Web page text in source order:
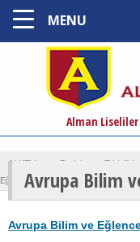
Alman Liseliler
ALKEV Projeler ve Etkinlikler
Eğlence Günü – Eylül 2014
Avrupa Bilim
Avrupa Bilim ve
MENU